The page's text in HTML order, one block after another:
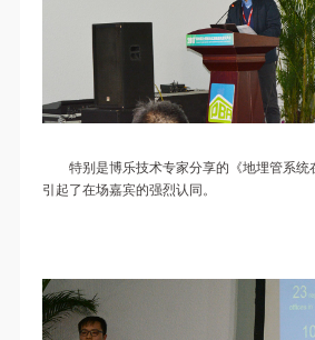
特别是博乐技术专家分享的《地埋管系统
引起了在场嘉宾的强烈认同。